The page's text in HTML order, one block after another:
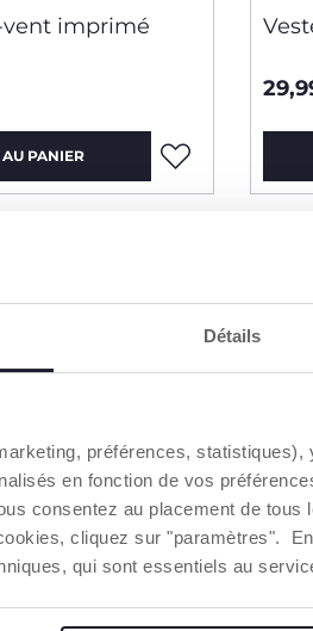
Détails
préférences,
en fonction de vos
consentez au placement de
cliquez sur "paramètres".
qui sont essentiels au
vent imprimé
PANIER